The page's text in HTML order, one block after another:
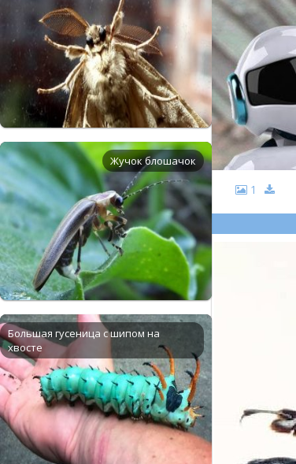
Жучок блошачок
Большая гусеница с шипом на
хвосте
1